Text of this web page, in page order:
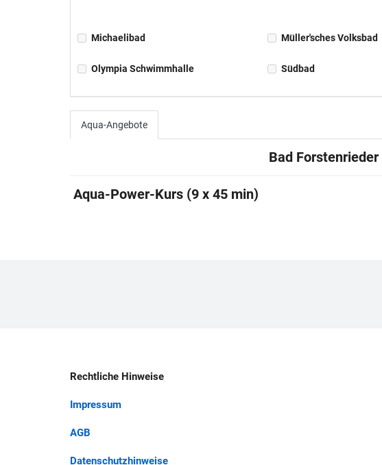
Michaelibad Müller'sches Volksbad
Olympia Schwimmhalle Südbad
Aqua-Angebote
Bad
Aqua-Power-Kurs (9 x 45 min)
Rechtliche Hinweise
Impressum
AGB
Datenschutzhinweise